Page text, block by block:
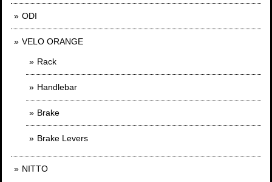
ODI
VELO ORANGE
Rack
Handlebar
Brake
Brake Levers
NITTO